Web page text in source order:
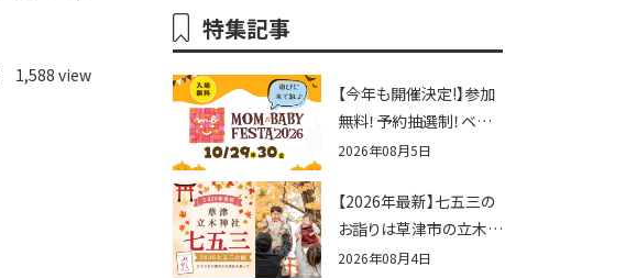
1,588 view
特集記事
【今年も開催決定!】参加
無料！予約抽選制！ベビ
ーファミリー必見☆入場
ママベビーフェスタ
2026！親子で楽しもう
♪inピエリ守山
2026年08月5日
【2026年最新】七五三の
お詣りは草津市の立木神
社へ♪七五三お祝い企
2026年08月4日